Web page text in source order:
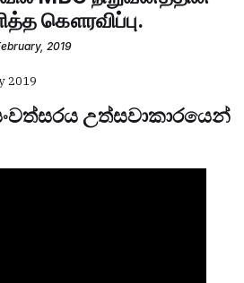
கௌரவிப்பு.
2019
2019
උත්සවාකාරයෙන්